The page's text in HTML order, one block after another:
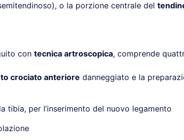
o la porzione centrale del
con tecnica artroscopica, comprende
crociato anteriore danneggiato e la
tibia, per l’inserimento del nuovo legamento